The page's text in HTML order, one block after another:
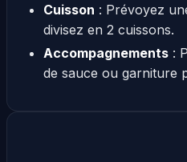
Cuisson : Prévoyez
divisez en 2 cuissons.
Accompagnements:
de sauce ou garniture